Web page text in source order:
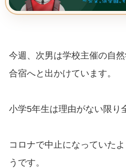
今週、次男は学校主催の自
合宿へと出かけています。
小学5年生は理由がない限り
コロナで中止になっていた
うです。